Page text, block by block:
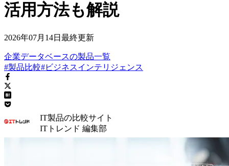
活用方法も解説
2026年07月14日 最終更新
企業データベースの製品一覧
#製品比較#ビジネスインテリジェンス
IT製品の比較サイト
ITトレンド 編集部